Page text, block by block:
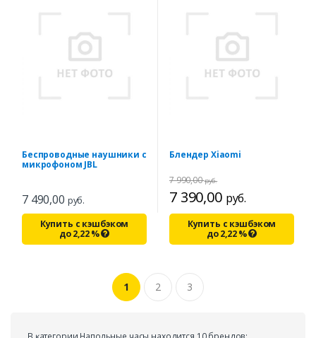
Беспроводные наушники с
микрофоном JBL
7 490,00 руб.
Купить с кэшбэком
до2,22%
Блендер Xiaomi
7 390,00 руб.
7 990,00руб.
Купить с кэшбэком
до2,22%
1 2 3